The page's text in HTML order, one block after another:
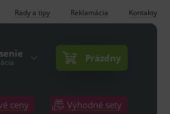
Rady a tipy Reklamácia Kontakty
Prázdny
ceny Výhodné sety